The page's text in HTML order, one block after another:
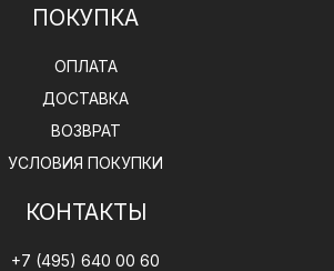
ПОКУПКА
ОПЛАТА
ДОСТАВКА
ВОЗВРАТ
УСЛОВИЯ ПОКУПКИ
КОНТАКТЫ
+7 (495) 640 00 60